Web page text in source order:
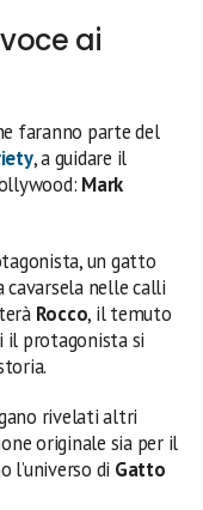
ai
faranno parte del
, a guidare il
Mark
un gatto
nelle calli
Rocco, il temuto
il protagonista si
rivelati altri
originale sia per il
l’universo di Gatto